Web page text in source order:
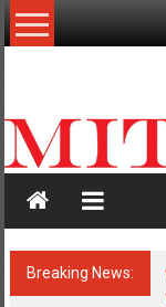
Skip
to
สะท้อน
ลึก
เหลี่ยม
มุม
เศรษฐกิจ-
การเมือง-
Breaking News: